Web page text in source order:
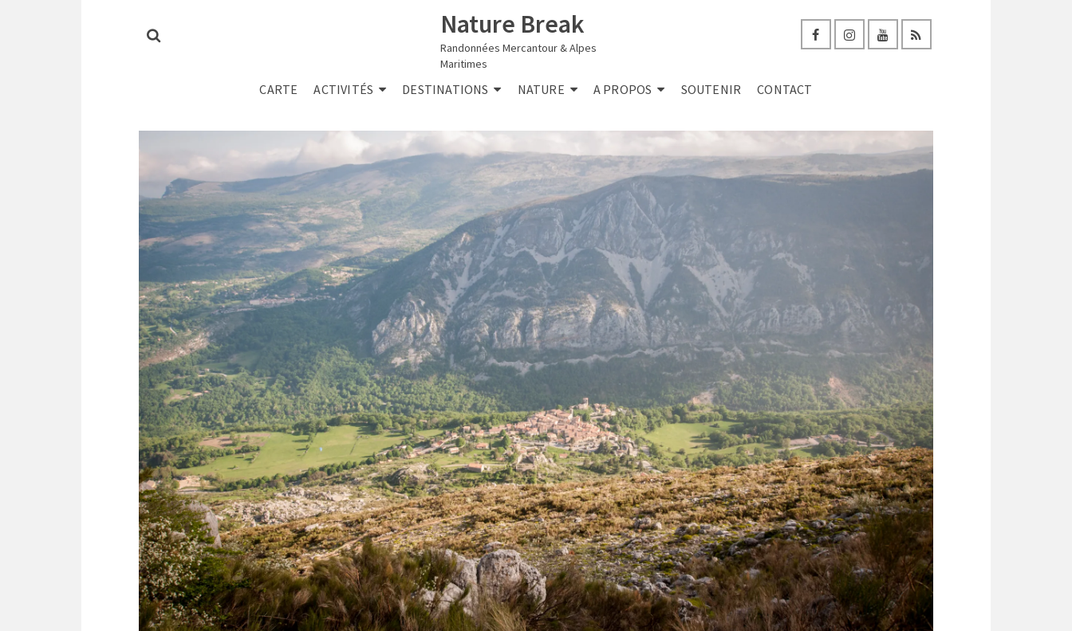
Nature Break
Randonnées Mercantour & Alpes
Maritimes
CARTE ACTIVITÉS DESTINATIONS NATURE A PROPOS SOUTENIR CONTACT